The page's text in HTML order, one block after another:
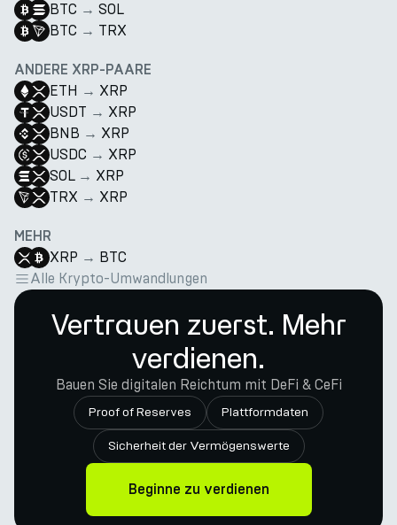
BTC → SOL
BTC → TRX
ANDERE XRP-PAARE
ETH → XRP
USDT → XRP
BNB → XRP
USDC → XRP
SOL → XRP
TRX → XRP
MEHR
XRP → BTC
Alle Krypto-Umwandlungen
Vertrauen zuerst. Mehr
verdienen.
Bauen Sie digitalen Reichtum mit DeFi & CeFi
Proof of Reserves Plattformdaten
Sicherheit der Vermögenswerte
Beginne zu verdienen